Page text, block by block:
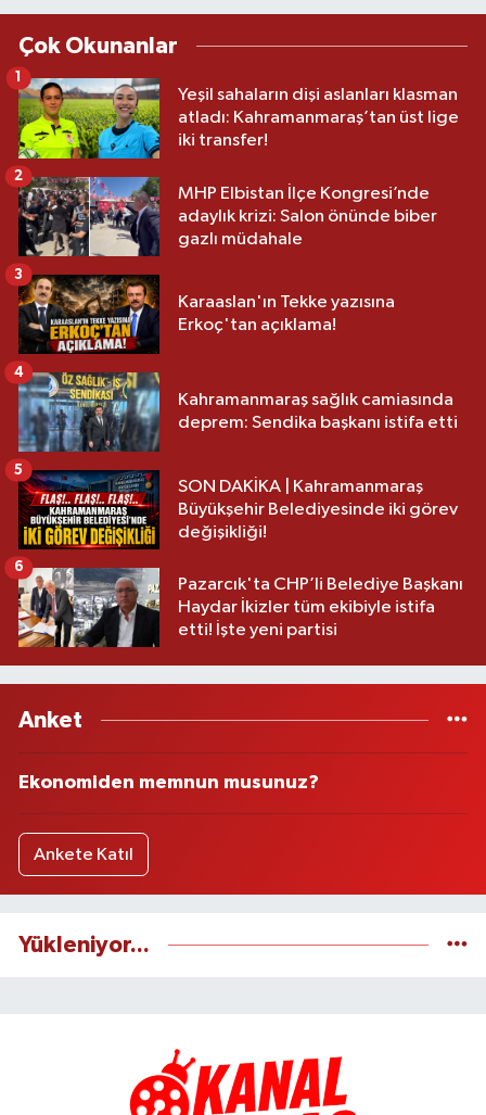
Çok Okunanlar
Yeşil sahaların dişi aslanları klasman
atladı: Kahramanmaraş’tan üst lige
iki transfer!
MHP Elbistan İlçe Kongresi’nde
adaylık krizi: Salon önünde biber
gazlı müdahale
2
Karaaslan'ın Tekke yazısına
Erkoç'tan açıklama!
3
Kahramanmaraş sağlık camiasında
deprem: Sendika başkanı istifa etti
4
SON DAKİKA | Kahramanmaraş
Büyükşehir Belediyesinde iki görev
değişikliği!
5
Pazarcık'ta CHP’li Belediye Başkanı
Haydar İkizler tüm ekibiyle istifa
etti! İşte yeni partisi
6
Anket
Ekonomiden memnun musunuz?
Ankete Katıl
Yükleniyor...